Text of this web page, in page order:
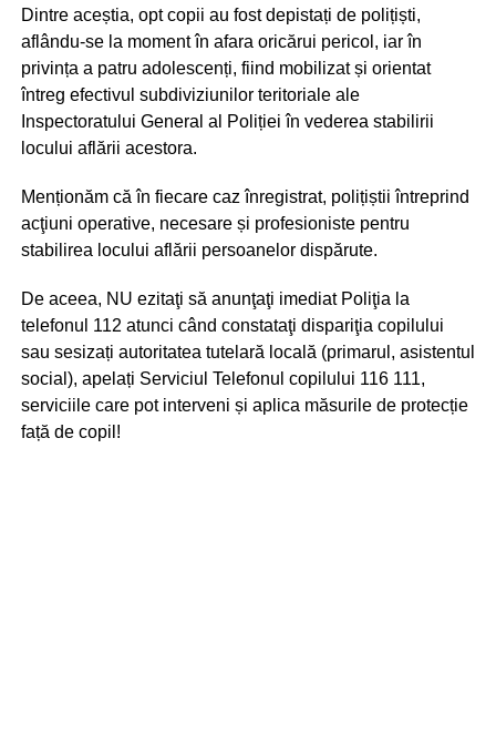
Dintre aceștia, opt copii au fost depistați de polițiști,
aflându-se la moment în afara oricărui pericol, iar în
privința a patru adolescenți, fiind mobilizat și orientat
întreg efectivul subdiviziunilor teritoriale ale
Inspectoratului General al Poliției în vederea stabilirii
locului aflării acestora.
Menționăm că în fiecare caz înregistrat, polițiștii întreprind
acţiuni operative, necesare și profesioniste pentru
stabilirea locului aflării persoanelor dispărute.
De aceea, NU ezitaţi să anunţaţi imediat Poliţia la
telefonul 112 atunci când constataţi dispariţia copilului
sau sesizați autoritatea tutelară locală (primarul, asistentul
social), apelați Serviciul Telefonul copilului 116 111,
serviciile care pot interveni și aplica măsurile de protecție
față de copil!